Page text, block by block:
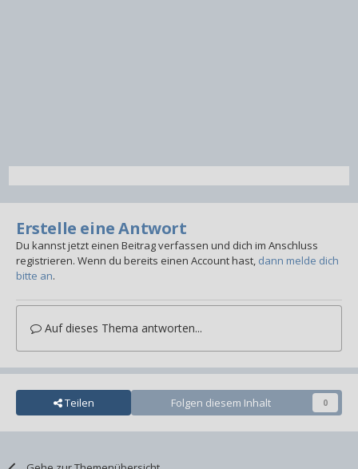
Erstelle eine Antwort
Du kannst jetzt einen Beitrag verfassen und dich im Anschluss
registrieren. Wenn du bereits einen Account hast, dann melde dich
bitte an.
Auf dieses Thema antworten...
Teilen Folgen diesem Inhalt 0